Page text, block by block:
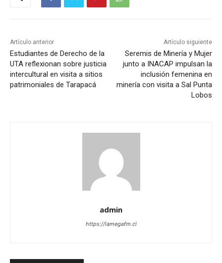
Artículo anterior
Estudiantes de Derecho de la
UTA reflexionan sobre justicia
intercultural en visita a sitios
patrimoniales de Tarapacá
Artículo siguiente
Seremis de Minería y Mujer
junto a INACAP impulsan la
inclusión femenina en
minería con visita a Sal Punta
Lobos
admin
https://lamegafm.cl